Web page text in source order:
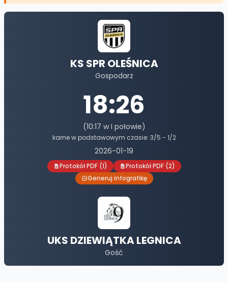
KS SPR OLEŚNICA
Gospodarz
18:26
(10:17 w I połowie)
karne w podstawowym czasie: 3/5 - 1/2
2026-01-19
Protokół PDF(1) Protokół PDF(2)
Generuj infografikę
UKS DZIEWIĄTKA LEGNICA
Gość